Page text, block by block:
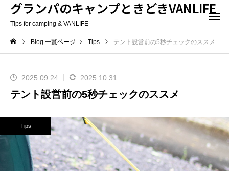
グランパのキャンプときどきVANLIFE
Tips for camping & VANLIFE
Blog 一覧ページ Tips テント設営前の5秒チェックのススメ
2025.09.24 2025.10.31
テント設営前の5秒チェックのススメ
Tips